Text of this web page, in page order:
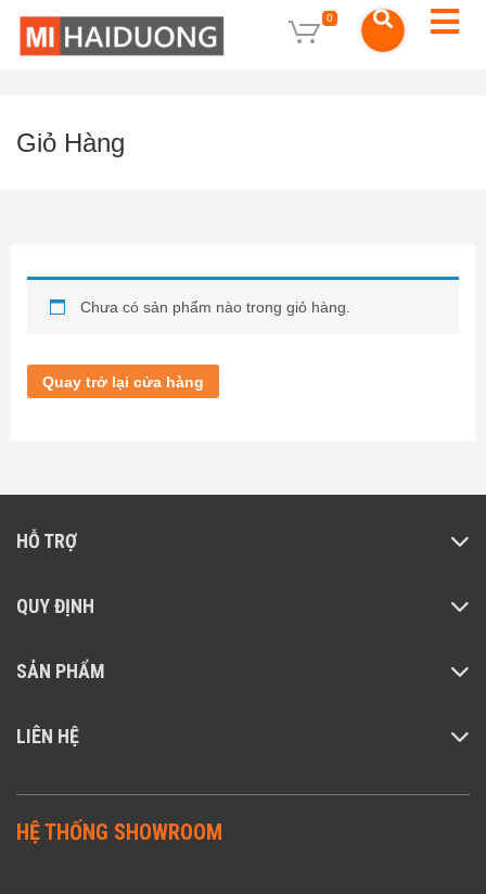
0
Giỏ Hàng
Chưa có sản phẩm nào trong giỏ hàng.
Quay trở lại cửa hàng
HỖ TRỢ
QUY ĐỊNH
SẢN PHẨM
LIÊN HỆ
HỆ THỐNG SHOWROOM